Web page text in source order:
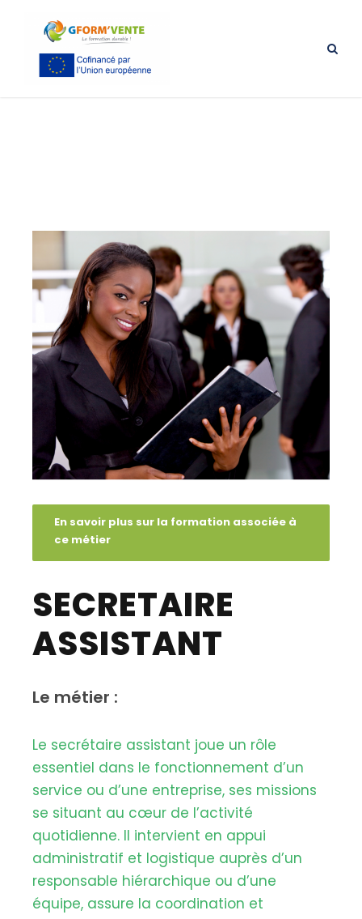
En savoir plus sur la formation associée à
ce métier
SECRETAIRE
ASSISTANT
Le métier :
Le secrétaire assistant joue un rôle
essentiel dans le fonctionnement d’un
service ou d’une entreprise, ses missions
se situant au cœur de l’activité
quotidienne. Il intervient en appui
administratif et logistique auprès d’un
responsable hiérarchique ou d’une
équipe, assure la coordination et